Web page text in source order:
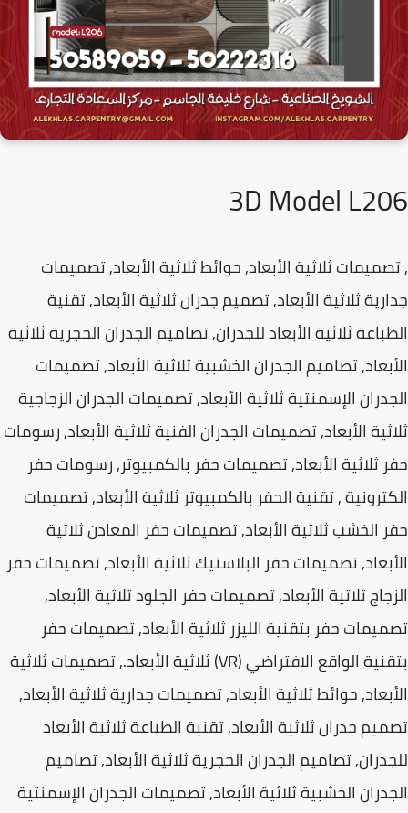
3D Model
ثلاثية الأبعاد, حوائط ثلاثية الأبعاد, تصميمات
ثلاثية الأبعاد, تصميم جدران ثلاثية الأبعاد, تقنية
ثلاثية الأبعاد للجدران, تصاميم الجدران الحجرية ثلاثية
تصاميم الجدران الخشبية ثلاثية الأبعاد, تصميمات
الإسمنتية ثلاثية الأبعاد, تصميمات الجدران الزجاجية
الأبعاد, تصميمات الجدران الفنية ثلاثية الأبعاد, رسومات
ثلاثية الأبعاد, تصميمات حفر بالكمبيوتر, رسومات حفر
, تقنية الحفر بالكمبيوتر ثلاثية الأبعاد, تصميمات
الخشب ثلاثية الأبعاد, تصميمات حفر المعادن ثلاثية
تصميمات حفر البلاستيك ثلاثية الأبعاد, تصميمات حفر
ثلاثية الأبعاد, تصميمات حفر الجلود ثلاثية الأبعاد,
حفر بتقنية الليزر ثلاثية الأبعاد, تصميمات حفر
بتقنية الواقع الافتراضي (VR) ثلاثية الأبعاد., تصميمات ثلاثية
حوائط ثلاثية الأبعاد, تصميمات جدارية ثلاثية الأبعاد,
جدران ثلاثية الأبعاد, تقنية الطباعة ثلاثية الأبعاد
تصاميم الجدران الحجرية ثلاثية الأبعاد, تصاميم
الخشبية ثلاثية الأبعاد, تصميمات الجدران الإسمنتية